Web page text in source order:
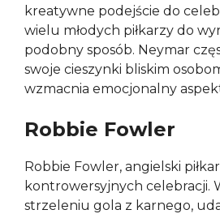
kreatywne podejście do
wielu młodych piłkarzy do
podobny sposób. Neymar
swoje cieszynki bliskim
wzmacnia emocjonalny
Robbie Fowler
Robbie Fowler, angielski
kontrowersyjnych celebracji.
strzeleniu gola z karnego,